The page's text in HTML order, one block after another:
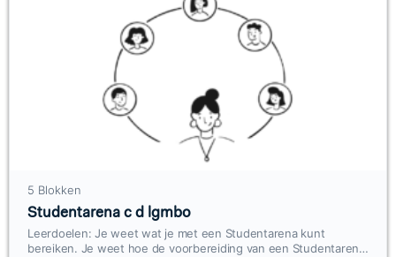
5 Blokken
Studentarena c d lgmbo
Leerdoelen: Je weet wat je met een Studentarena kunt
bereiken. Je weet hoe de voorbereiding van een Studentarena